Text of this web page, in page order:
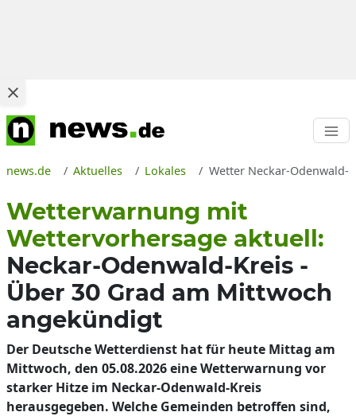
news.de Aktuelles Lokales Wetter Neckar-Odenwald-
Wetterwarnung mit
Wettervorhersage aktuell:
Neckar-Odenwald-Kreis -
Über 30 Grad am Mittwoch
angekündigt
Der Deutsche Wetterdienst hat für heute Mittag am
Mittwoch, den 05.08.2026 eine Wetterwarnung vor
starker Hitze im Neckar-Odenwald-Kreis
herausgegeben. Welche Gemeinden betroffen sind,